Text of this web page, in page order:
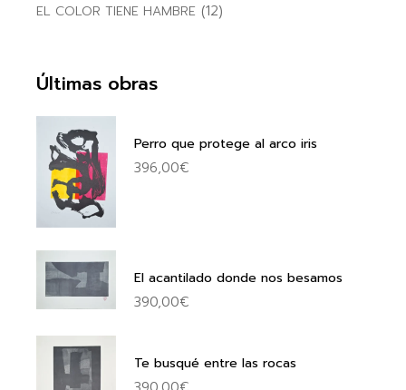
EL COLOR TIENE HAMBRE (12)
Últimas obras
Perro que protege al arco iris
396,00€
El acantilado donde nos besamos
390,00€
Te busqué entre las rocas